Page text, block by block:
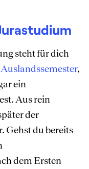
steht für dich
Auslandssemester,
ein
Aus rein
der
Gehst du bereits
dem Ersten